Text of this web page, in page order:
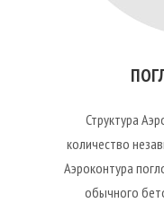
Структура
количество
Аэроконтура
обычного